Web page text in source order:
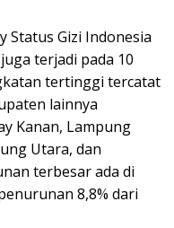
Status Gizi Indonesia
terjadi pada 10
tertinggi tercatat
lainnya
Kanan, Lampung
Utara, dan
terbesar ada di
8,8% dari